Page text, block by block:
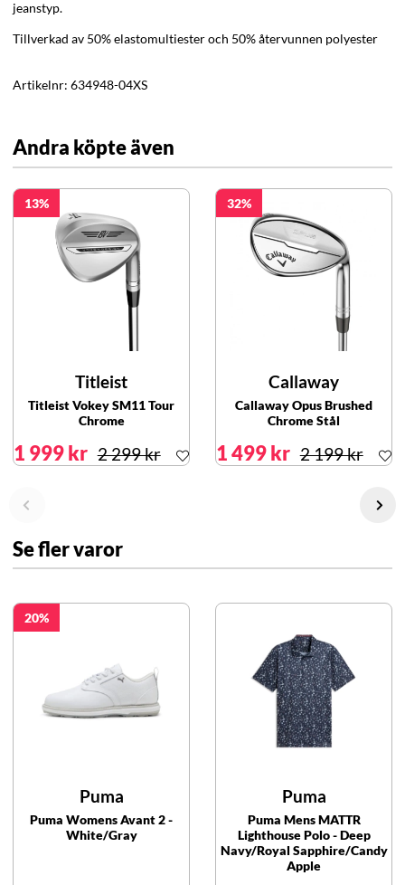
jeanstyp.
Tillverkad av 50% elastomultiester och 50% återvunnen polyester
Artikelnr: 634948-04XS
Andra köpte även
13
Titleist
Titleist Vokey SM11 Tour
Chrome
1 999 kr 2 299 kr
32
Callaway
Callaway Opus Brushed
Chrome Stål
1 499 kr 2 199 kr
Se fler varor
20
Puma
Puma Womens Avant 2 -
White/Gray
Puma
Puma Mens MATTR
Lighthouse Polo - Deep
Navy/Royal Sapphire/Candy
Apple